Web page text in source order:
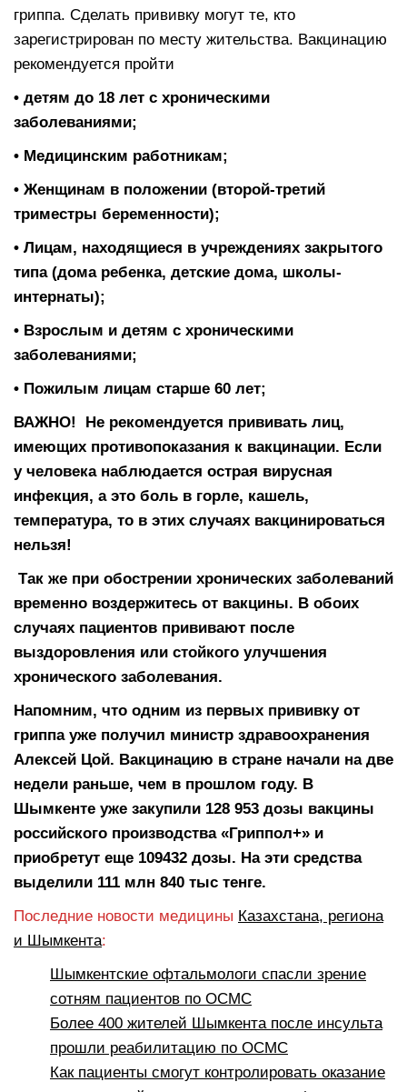
гриппа. Сделать прививку могут те, кто
зарегистрирован по месту жительства. Вакцинацию
рекомендуется пройти
• детям до 18 лет с хроническими
заболеваниями;
• Медицинским работникам;
• Женщинам в положении (второй-третий
триместры беременности);
• Лицам, находящиеся в учреждениях закрытого
типа (дома ребенка, детские дома, школы-
интернаты);
• Взрослым и детям с хроническими
заболеваниями;
• Пожилым лицам старше 60 лет;
ВАЖНО! Не рекомендуется прививать лиц,
имеющих противопоказания к вакцинации. Если
у человека наблюдается острая вирусная
инфекция, а это боль в горле, кашель,
температура, то в этих случаях вакцинироваться
нельзя!
Так же при обострении хронических заболеваний
временно воздержитесь от вакцины. В обоих
случаях пациентов прививают после
выздоровления или стойкого улучшения
хронического заболевания.
Напомним, что одним из первых прививку от
гриппа уже получил министр здравоохранения
Алексей Цой. Вакцинацию в стране начали на две
недели раньше, чем в прошлом году. В
Шымкенте уже закупили 128 953 дозы вакцины
российского производства «Гриппол+» и
приобретут еще 109432 дозы. На эти средства
выделили 111 млн 840 тыс тенге.
Последние новости медицины Казахстана, региона
и Шымкента:
Шымкентские офтальмологи спасли зрение
сотням пациентов по ОСМС
Более 400 жителей Шымкента после инсульта
прошли реабилитацию по ОСМС
Как пациенты смогут контролировать оказание